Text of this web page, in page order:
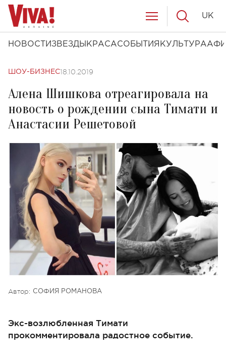
НОВОСТИ ЗВЕЗДЫ КРАСАСОБЫТИЯ КУЛЬТУРА
UK
ШОУ-БИЗНЕС18.10.2019
Алена Шишкова отреагировала на
новость о рождении сына Тимати и
Анастасии Решетовой
Автор: СОФИЯ РОМАНОВА
Экс-возлюбленная Тимати
прокомментировала радостное событие.